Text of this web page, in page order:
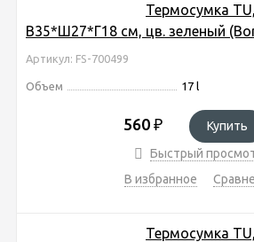
Термосумка
В35*Ш27*Г18 см, цв. зеленый
Артикул: FS-700499
Объем 17 l
560 ₽
Купить
Быстрый
В избранное
Термосумка